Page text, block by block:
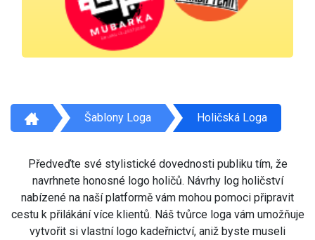
Šablony Loga Holičská Loga
Předveďte své stylistické dovednosti publiku tím, že
navrhnete honosné logo holičů. Návrhy log holičství
nabízené na naší platformě vám mohou pomoci připravit
cestu k přilákání více klientů. Náš tvůrce loga vám umožňuje
vytvořit si vlastní logo kadeřnictví, aniž byste museli